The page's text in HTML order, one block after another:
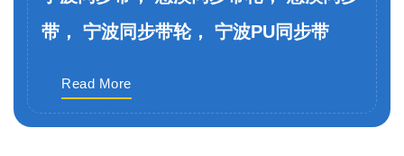
带， 宁波同步带轮， 宁波PU同步带
Read More